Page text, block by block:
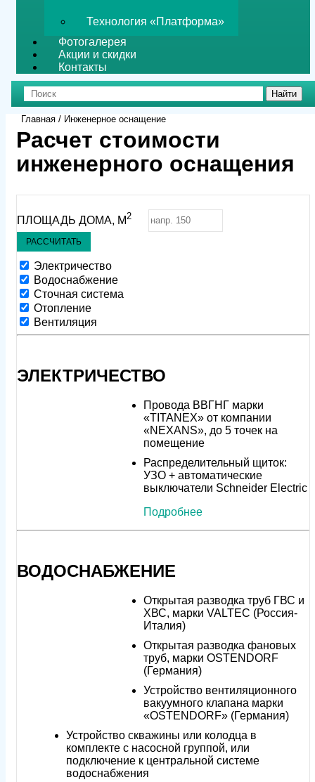
Технология «Платформа»
Фотогалерея
Акции и скидки
Контакты
Главная / Инженерное оснащение
Расчет стоимости
инженерного оснащения
ПЛОЩАДЬ ДОМА, М2
Электричество
Водоснабжение
Сточная система
Отопление
Вентиляция
ЭЛЕКТРИЧЕСТВО
Провода ВВГНГ марки
«TITANEX» от компании
«NEXANS», до 5 точек на
помещение
Распределительный щиток:
УЗО + автоматические
выключатели Schneider Electric
Подробнее
ВОДОСНАБЖЕНИЕ
Открытая разводка труб ГВС и
ХВС, марки VALTEC (Россия-
Италия)
Открытая разводка фановых
труб, марки OSTENDORF
(Германия)
Устройство вентиляционного
вакуумного клапана марки
«OSTENDORF» (Германия)
Устройство скважины или колодца в
комплекте с насосной группой, или
подключение к центральной системе
водоснабжения